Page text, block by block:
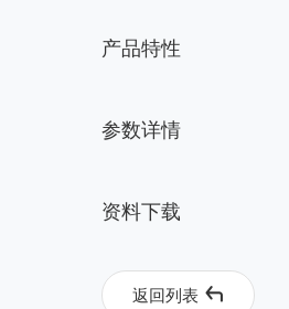
产品特性
参数详情
资料下载
返回列表